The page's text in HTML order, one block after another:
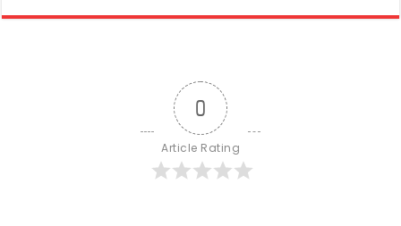
0
Article Rating